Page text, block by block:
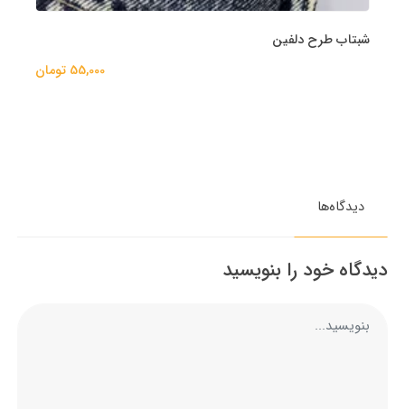
شبتاب طرح دلفین
55,000 تومان
دیدگاه‌ها
دیدگاه خود را بنویسید